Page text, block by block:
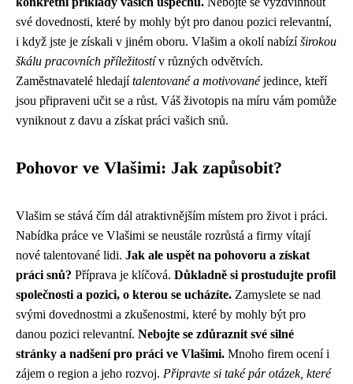
své dovednosti, které by mohly být pro danou pozici relevantní,
i když jste je získali v jiném oboru. Vlašim a okolí nabízíširokou
škálu pracovních příležitostív různých odvětvích.
Zaměstnavatelé hledajítalentované a motivovanéjedince, kteří
jsou připraveni učit se a růst. Váš životopis na míru vám pomůže
vyniknout z davu a získat práci vašich snů.
Pohovor ve Vlašimi: Jak zapůsobit?
Vlašim se stává čím dál atraktivnějším místem pro život i práci.
Nabídka práce ve Vlašimi se neustále rozrůstá a firmy vítají
nové talentované lidi. Jak ale uspět na pohovoru a získat
práci snů? Příprava je klíčová. Důkladně si prostudujte profil
společnosti a pozici, o kterou se ucházíte. Zamyslete se nad
svými dovednostmi a zkušenostmi, které by mohly být pro
danou pozici relevantní. Nebojte se zdůraznit své silné
stránky a nadšení pro práci ve Vlašimi. Mnoho firem ocení i
zájem o region a jeho rozvoj. Připravte si také pár otázek, které